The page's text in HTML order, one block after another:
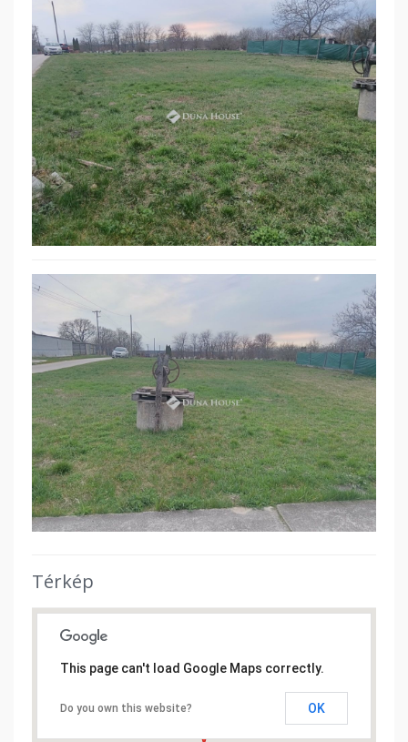
Térkép
This page can't load Google Maps correctly.
Do you own this website? OK